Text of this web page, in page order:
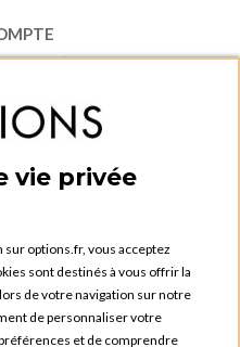
compte
de commande
vie privée
options.fr, vous acceptez
sont destinés à vous offrir la
de votre navigation sur notre
de personnaliser votre
et de comprendre